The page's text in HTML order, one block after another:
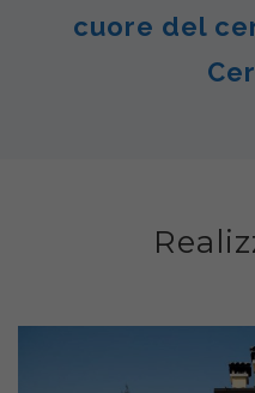
cuore del